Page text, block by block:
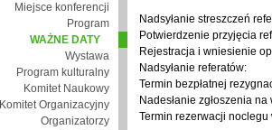
Miejsce konferencji
Program
WAŻNE DATY
Wystawa
Program kulturalny
Komitet Naukowy
Komitet Organizacyjny
Organizatorzy
Nadsyłanie streszczeń
Potwierdzenie przyjęcia
Rejestracja i wniesienie
Nadsyłanie referatów:
Termin bezpłatnej
Nadesłanie zgłoszenia na
Termin rezerwacji